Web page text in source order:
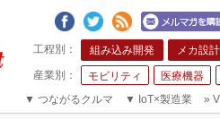
組み込み開発 メカ設計
モビリティ
医療機器
▼ つながるクルマ ▼ IoT×製造業 »